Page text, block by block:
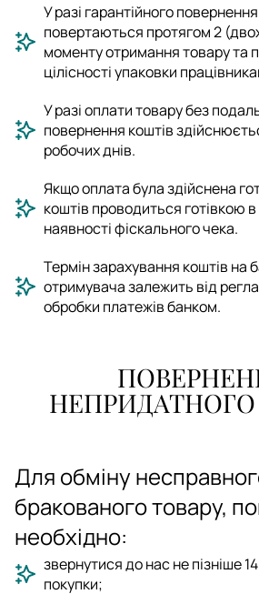
У разі гарантійного
повертаються протягом 2
моменту отримання товару та
цілісності упаковки
У разі оплати товару без
повернення коштів
робочих днів.
Якщо оплата була здійснена
коштів проводиться готівкою
наявності фіскального чека.
Термін зарахування коштів на
отримувача залежить від
обробки платежів банком.
НЕПРИДАТНОГО
Для обміну
бракованого товару,
необхідно:
звернутися до нас не пізніше
покупки;